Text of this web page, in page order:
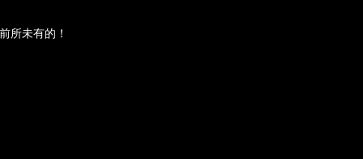
所未有的！